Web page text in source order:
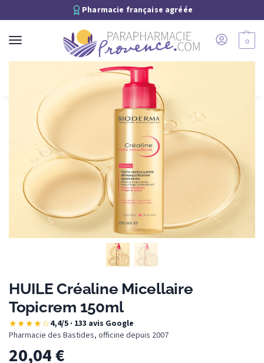
Pharmacie française agréée
0
HUILE Créaline Micellaire
Topicrem 150ml
★★★★☆4,4/5 · 133 avis Google·
Pharmacie des Bastides, officine depuis 2007
20,04€